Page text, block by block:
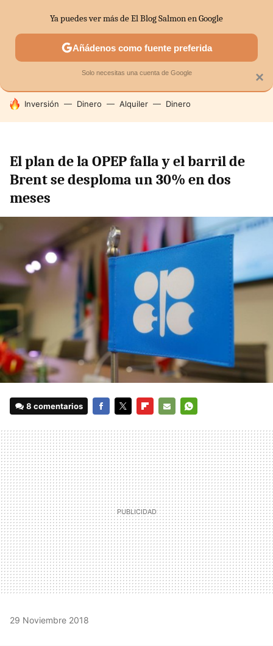
SECTORES ECONOMÍA DOMÉSTICA MERCADOS
HOY SE HABLA DE
Inversión Dinero Alquiler Dinero
El plan de la OPEP falla y el barril de
Brent se desploma un 30% en dos
meses
8 comentarios
MAIL
29 Noviembre 2018
×
Ya puedes ver más de El Blog Salmon en Google
Añádenos como fuente preferida
Solo necesitas una cuenta de Google